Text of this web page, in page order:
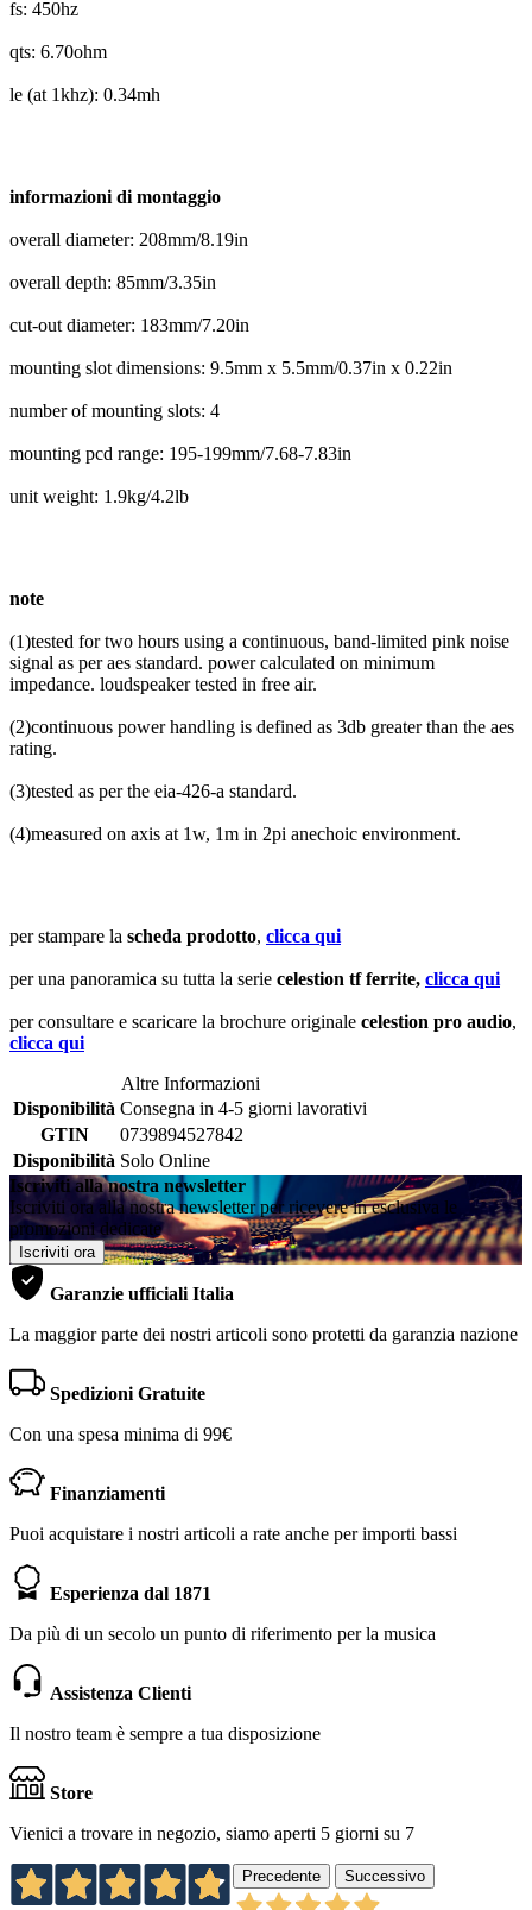
fs: 450hz
qts: 6.70ohm
le (at 1khz): 0.34mh
informazioni di montaggio
overall diameter: 208mm/8.19in
overall depth: 85mm/3.35in
cut-out diameter: 183mm/7.20in
mounting slot dimensions: 9.5mm x 5.5mm/0.37in x 0.22in
number of mounting slots: 4
mounting pcd range: 195-199mm/7.68-7.83in
unit weight: 1.9kg/4.2lb
note
(1)tested for two hours using a continuous, band-limited pink noise
signal as per aes standard. power calculated on minimum
impedance. loudspeaker tested in free air.
(2)continuous power handling is defined as 3db greater than the aes
rating.
(3)tested as per the eia-426-a standard.
(4)measured on axis at 1w, 1m in 2pi anechoic environment.
per stampare la scheda prodotto, clicca qui
per una panoramica su tutta la serie celestion tf ferrite, clicca qui
per consultare e scaricare la brochure originale celestion pro audio,
clicca qui
Altre Informazioni
Disponibilità Consegna in 4-5 giorni lavorativi
GTIN
0739894527842
Disponibilità Solo Online
Iscriviti alla nostra newsletter
Iscriviti ora alla nostra newsletter per ricevere in esclusiva le
promozioni dedicate
Iscriviti ora
Garanzie ufficiali Italia
La maggior parte dei nostri articoli sono protetti da garanzia nazione
Spedizioni Gratuite
Con una spesa minima di 99€
Finanziamenti
Puoi acquistare i nostri articoli a rate anche per importi bassi
Esperienza dal 1871
Da più di un secolo un punto di riferimento per la musica
Assistenza Clienti
Il nostro team è sempre a tua disposizione
Store
Vienici a trovare in negozio, siamo aperti 5 giorni su 7
Precedente Successivo